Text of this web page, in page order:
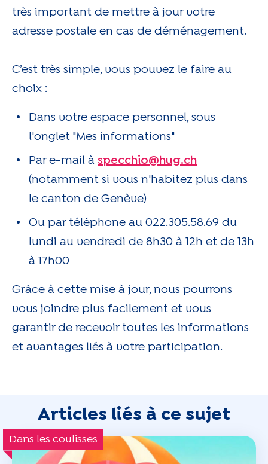
très important de mettre à jour votre
adresse postale en cas de déménagement.
C’est très simple, vous pouvez le faire au
choix :
Dans votre espace personnel, sous
l'onglet "Mes informations"
Par e-mail à specchio@hug.ch
(notamment si vous n'habitez plus dans
le canton de Genève)
Ou par téléphone au 022.305.58.69 du
lundi au vendredi de 8h30 à 12h et de 13h
à 17h00
Grâce à cette mise à jour, nous pourrons
vous joindre plus facilement et vous
garantir de recevoir toutes les informations
et avantages liés à votre participation.
Articles liés à ce sujet
Dans les coulisses